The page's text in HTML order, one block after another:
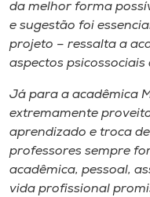
da melhor forma
e sugestão foi
projeto – ressalta a
aspectos
Já para a acadêmica
extremamente
aprendizado e troca
professores sempre
acadêmica, pessoal,
vida profissional